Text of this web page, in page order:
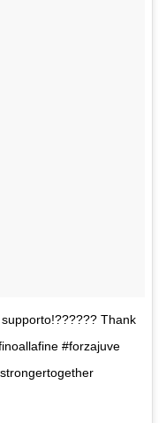
Thank
#forzajuve